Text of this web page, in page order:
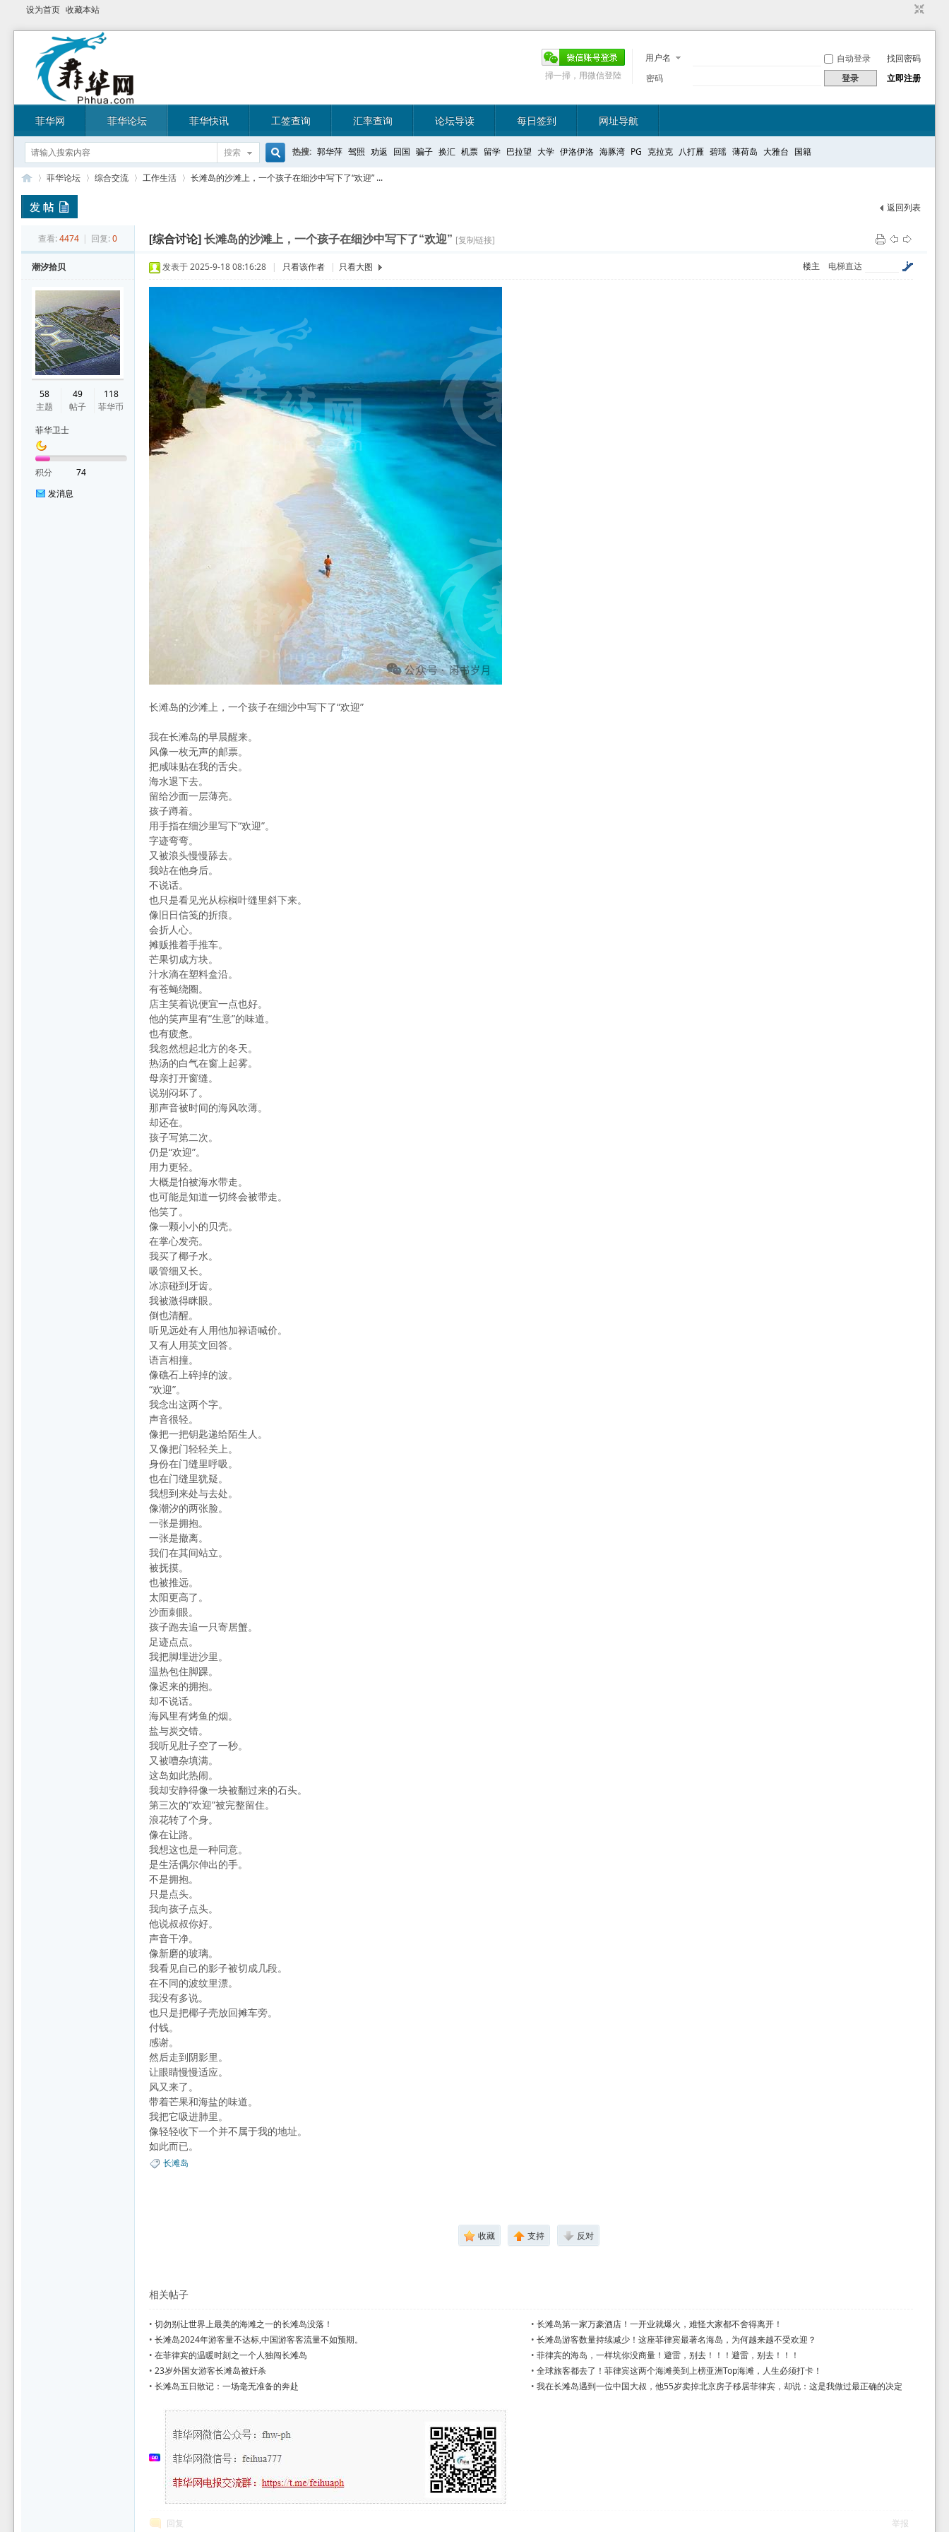
设为首页 收藏本站
用户名 自动登录
找回密码
密码
登录 立即注册
掃一掃，用微信登陸
菲华网 菲华论坛 菲华快讯 工签查询 汇率查询 论坛导读 每日签到 网址导航
搜索
搜
索
热搜: 郭华萍 驾照 劝返 回国 骗子 换汇 机票 留学 巴拉望 大学 伊洛伊洛 海豚湾 PG 克拉克 八打雁 碧瑶 薄荷岛 大雅台 国籍
菲华论坛 综合交流 工作生活
›
长滩岛的沙滩上，一个孩子在细沙中写下了“欢迎” ...
返回列表
查看: 4474 | 回复: 0 [综合讨论] 长滩岛的沙滩上，一个孩子在细沙中写下了“欢迎” [复制链接]
潮汐拾贝
58
主题
49
帖子
118
菲华币
菲华卫士
积分
74
发消息
电梯直达
楼主
发表于 2025-9-18 08:16:28 | 只看该作者 | 只看大图
长滩岛的沙滩上，一个孩子在细沙中写下了“欢迎”
我在长滩岛的早晨醒来。
风像一枚无声的邮票。
把咸味贴在我的舌尖。
海水退下去。
留给沙面一层薄亮。
孩子蹲着。
用手指在细沙里写下“欢迎”。
字迹弯弯。
又被浪头慢慢舔去。
我站在他身后。
不说话。
也只是看见光从棕榈叶缝里斜下来。
像旧日信笺的折痕。
会折人心。
摊贩推着手推车。
芒果切成方块。
汁水滴在塑料盒沿。
有苍蝇绕圈。
店主笑着说便宜一点也好。
他的笑声里有“生意”的味道。
也有疲惫。
我忽然想起北方的冬天。
热汤的白气在窗上起雾。
母亲打开窗缝。
说别闷坏了。
那声音被时间的海风吹薄。
却还在。
孩子写第二次。
仍是“欢迎”。
用力更轻。
大概是怕被海水带走。
也可能是知道一切终会被带走。
他笑了。
像一颗小小的贝壳。
在掌心发亮。
我买了椰子水。
吸管细又长。
冰凉碰到牙齿。
我被激得眯眼。
倒也清醒。
听见远处有人用他加禄语喊价。
又有人用英文回答。
语言相撞。
像礁石上碎掉的波。
“欢迎”。
我念出这两个字。
声音很轻。
像把一把钥匙递给陌生人。
又像把门轻轻关上。
身份在门缝里呼吸。
也在门缝里犹疑。
我想到来处与去处。
像潮汐的两张脸。
一张是拥抱。
一张是撤离。
我们在其间站立。
被抚摸。
也被推远。
太阳更高了。
沙面刺眼。
孩子跑去追一只寄居蟹。
足迹点点。
我把脚埋进沙里。
温热包住脚踝。
像迟来的拥抱。
却不说话。
海风里有烤鱼的烟。
盐与炭交错。
我听见肚子空了一秒。
又被嘈杂填满。
这岛如此热闹。
我却安静得像一块被翻过来的石头。
第三次的“欢迎”被完整留住。
浪花转了个身。
像在让路。
我想这也是一种同意。
是生活偶尔伸出的手。
不是拥抱。
只是点头。
我向孩子点头。
他说叔叔你好。
声音干净。
像新磨的玻璃。
我看见自己的影子被切成几段。
在不同的波纹里漂。
我没有多说。
也只是把椰子壳放回摊车旁。
付钱。
感谢。
然后走到阴影里。
让眼睛慢慢适应。
风又来了。
带着芒果和海盐的味道。
我把它吸进肺里。
像轻轻收下一个并不属于我的地址。
如此而已。
长滩岛
收藏 支持 反对
相关帖子
•切勿别让世界上最美的海滩之一的长滩岛没落！ •长滩岛第一家万豪酒店！一开业就爆火，难怪大家都不舍得离开！
•长滩岛2024年游客量不达标,中国游客客流量不如预期。 •长滩岛游客数量持续减少！这座菲律宾最著名海岛，为何越来越不受欢迎？
•在菲律宾的温暖时刻之一个人独闯长滩岛 •菲律宾的海岛，一样坑你没商量！避雷，别去！！！避雷，别去！！！
•23岁外国女游客长滩岛被奸杀 •全球旅客都去了！菲律宾这两个海滩美到上榜亚洲Top海滩，人生必须打卡！
•长滩岛五日散记：一场毫无准备的奔赴 •我在长滩岛遇到一位中国大叔，他55岁卖掉北京房子移居菲律宾，却说：这是我做过最正确的决定
回复 举报